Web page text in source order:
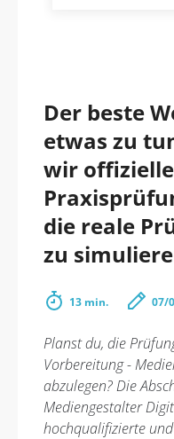
Der beste
etwas zu
wir
die reale
zu
13 min. 07/
Planst du, die
Vorbereitung -
abzulegen? Die
Mediengestalter
hochqualifizierte